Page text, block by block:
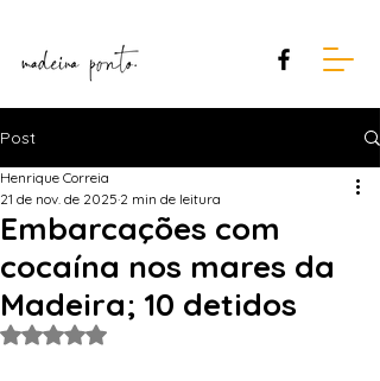
Post
Embarcações com
cocaína nos mares da
Madeira; 10 detidos
Henrique Correia
21 de nov. de 2025 2 min de leitura
Avaliado com NaN de 5 estrelas.